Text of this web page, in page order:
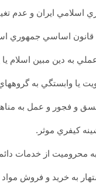
اسلامي ايران و عدم
اساسي جمهوري
عملي به دين مبين اسلام
يا وابستگي به
و فجور و عمل به
کيفري موثر.
محروميت از خدمات
به خريد و فروش